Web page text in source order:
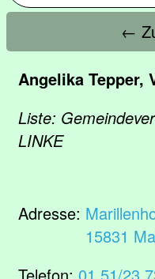
←
Angelika Tepper,
Liste:
LINKE
Adresse:
15831